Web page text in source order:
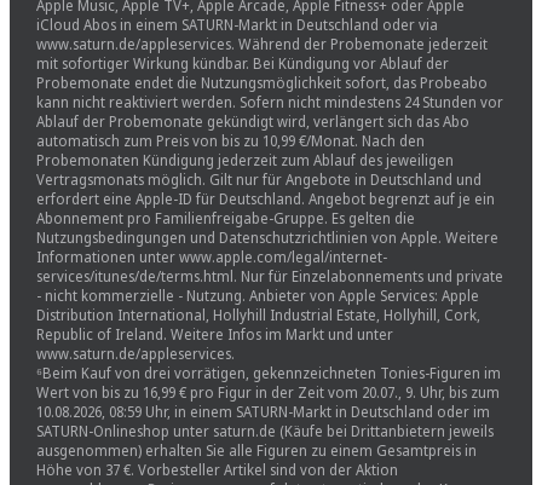
Apple Music, Apple TV+, Apple Arcade, Apple Fitness+ oder Apple
iCloud Abos in einem SATURN-Markt in Deutschland oder via
www.saturn.de/appleservices. Während der Probemonate jederzeit
mit sofortiger Wirkung kündbar. Bei Kündigung vor Ablauf der
Probemonate endet die Nutzungsmöglichkeit sofort, das Probeabo
kann nicht reaktiviert werden. Sofern nicht mindestens 24 Stunden vor
Ablauf der Probemonate gekündigt wird, verlängert sich das Abo
automatisch zum Preis von bis zu 10,99 €/Monat. Nach den
Probemonaten Kündigung jederzeit zum Ablauf des jeweiligen
Vertragsmonats möglich. Gilt nur für Angebote in Deutschland und
erfordert eine Apple-ID für Deutschland. Angebot begrenzt auf je ein
Abonnement pro Familienfreigabe-Gruppe. Es gelten die
Nutzungsbedingungen und Datenschutzrichtlinien von Apple. Weitere
Informationen unter www.apple.com/legal/internet-
services/itunes/de/terms.html. Nur für Einzelabonnements und private
- nicht kommerzielle - Nutzung. Anbieter von Apple Services: Apple
Distribution International, Hollyhill Industrial Estate, Hollyhill, Cork,
Republic of Ireland. Weitere Infos im Markt und unter
www.saturn.de/appleservices.
⁶Beim Kauf von drei vorrätigen, gekennzeichneten Tonies-Figuren im
Wert von bis zu 16,99 € pro Figur in der Zeit vom 20.07., 9. Uhr, bis zum
10.08.2026, 08:59 Uhr, in einem SATURN-Markt in Deutschland oder im
SATURN-Onlineshop unter saturn.de (Käufe bei Drittanbietern jeweils
ausgenommen) erhalten Sie alle Figuren zu einem Gesamtpreis in
Höhe von 37 €. Vorbesteller Artikel sind von der Aktion